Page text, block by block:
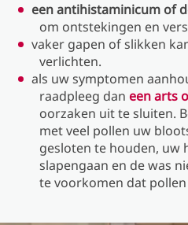
een antihistaminicum of
om ontstekingen en
vaker gapen of slikken
verlichten.
als uw symptomen
raadpleeg dan een arts
oorzaken uit te sluiten.
met veel pollen uw
gesloten te houden, uw
slapengaan en de was
te voorkomen dat